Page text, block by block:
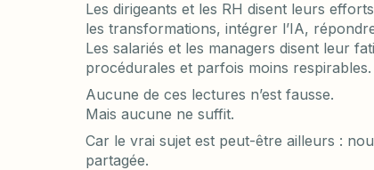
Les dirigeants et les RH disent leurs
les transformations, intégrer l’IA,
Les salariés et les managers disent leur
procédurales et parfois moins respirables.
Aucune de ces lectures n’est fausse.
Mais aucune ne suffit.
Car le vrai sujet est peut-être ailleurs :
partagée.